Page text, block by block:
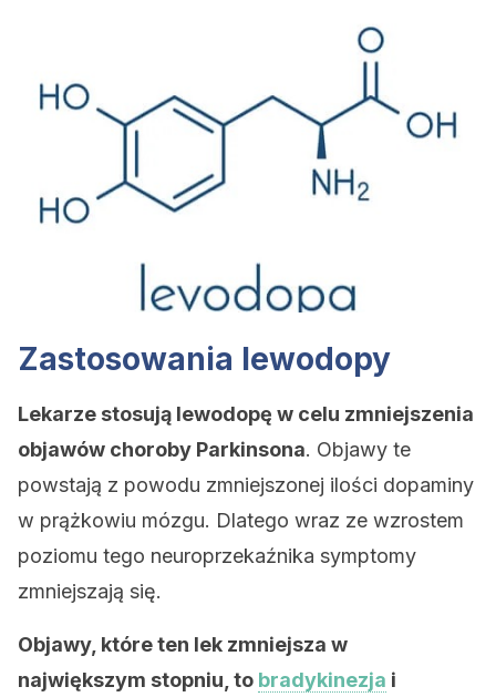
Zastosowania lewodopy
Lekarze stosują lewodopę w celu zmniejszenia
objawów choroby Parkinsona. Objawy te
powstają z powodu zmniejszonej ilości dopaminy
w prążkowiu mózgu. Dlatego wraz ze wzrostem
poziomu tego neuroprzekaźnika symptomy
zmniejszają się.
Objawy, które ten lek zmniejsza w
największym stopniu, to bradykinezja i